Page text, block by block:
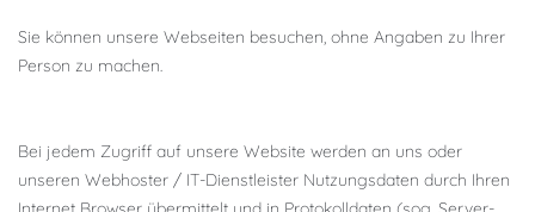
Sie können unsere Webseiten besuchen, ohne Angaben zu Ihrer
Person zu machen.
Bei jedem Zugriff auf unsere Website werden an uns oder
unseren Webhoster / IT-Dienstleister Nutzungsdaten durch Ihren